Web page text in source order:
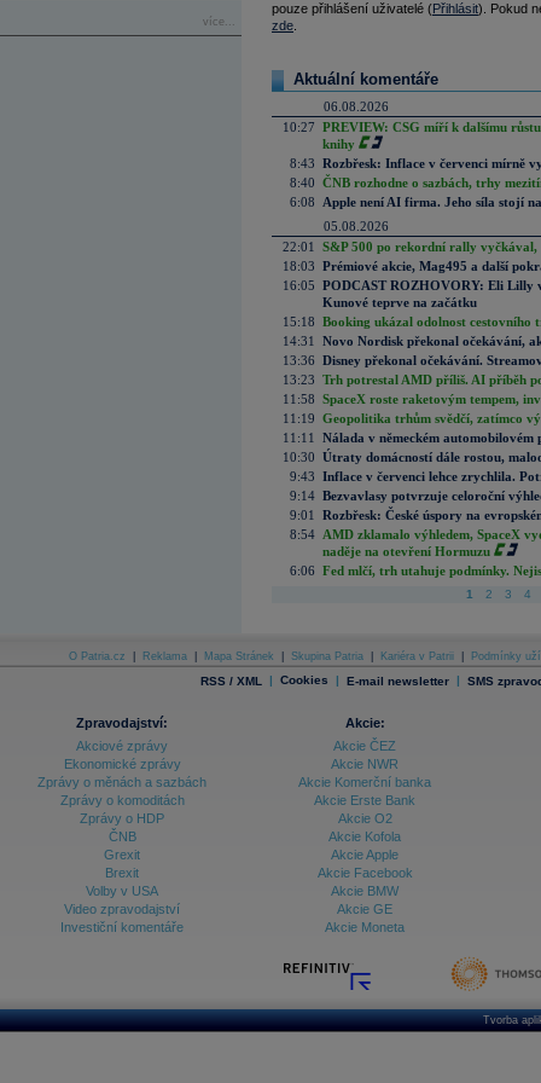
více...
pouze přihlášení uživatelé (Přihlásit). Pokud
zde
Aktuální komentáře
06.08.2026
10:27 PREVIEW: CSG míří k dalšímu
knihy
8:43 Rozbřesk: Inflace v červenci mírně
8:40 ČNB rozhodne o sazbách, trhy
6:08
Apple není AI firma. Jeho síla stojí
05.08.2026
22:01
S&P 500 po rekordní rally vyčkával,
18:03 Prémiové akcie, Mag495 a další
16:05 PODCAST ROZHOVORY: Eli Lilly
Kunové teprve na začátku
15:18 Booking ukázal odolnost cestovního
14:31
Novo Nordisk překonal očekávání,
13:36 Disney překonal očekávání.
13:23 Trh potrestal AMD příliš. AI příběh
11:58 SpaceX roste raketovým tempem,
11:19 Geopolitika trhům svědčí, zatímco
11:11
Nálada v německém automobilovém
10:30 Útraty domácností dále rostou,
9:43 Inflace v červenci lehce zrychlila.
9:14 Bezvavlasy potvrzuje celoroční
9:01
Rozbřesk: České úspory na
8:54 AMD zklamalo výhledem, SpaceX
naděje na otevření Hormuzu
6:06 Fed mlčí, trh utahuje podmínky.
1 2 3 4
O Patria.cz Reklama Mapa Stránek Skupina Patria Kariéra v Patrii Podmínky
RSS / XML | Cookies | E-mail newsletter | SMS
Zpravodajství:
Akciové zprávy
Ekonomické zprávy
Zprávy o měnách a sazbách
Zprávy o komoditách
Zprávy o HDP
ČNB
Grexit
Brexit
Volby v USA
Video zpravodajství
Investiční komentáře
Akcie:
Akcie ČEZ
Akcie NWR
Akcie Komerční banka
Akcie Erste Bank
Akcie O2
Akcie Kofola
Akcie Apple
Akcie Facebook
Akcie BMW
Akcie GE
Akcie Moneta
Tvorba